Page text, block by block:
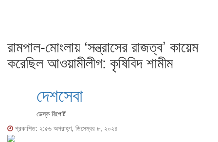
রামপাল-মোংলায় ‘সন্ত্রাসের রাজত্ব’ কায়েম
করেছিল আওয়ামীলীগ: কৃষিবিদ শামীম
দেশসেবা
ডেস্ক রিপোর্ট
প্রকাশিত: ২:৫৬ অপরাহ্ণ, ডিসেম্বর ৮, ২০২৪